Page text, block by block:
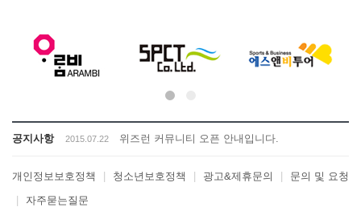
공지사항 2015.07.22 위즈런 커뮤니티 오픈 안내입니다.
개인정보보호정책 | 청소년보호정책 | 광고&제휴문의 |
문의 및 요청
|
자주묻는질문